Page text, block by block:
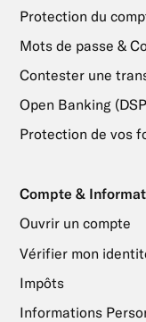
Protection du
Mots de passe &
Contester une
Open Banking
Protection de vos
Compte &
Ouvrir un compte
Vérifier mon
Impôts
Informations